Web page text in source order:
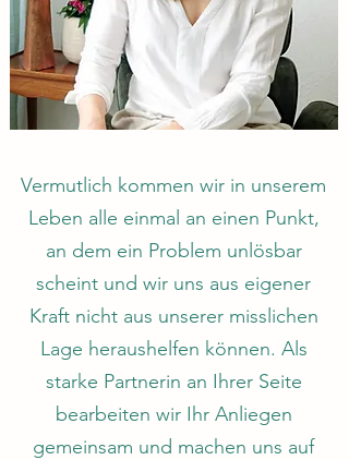
Vermutlich kommen wir in unserem
Leben alle einmal an einen Punkt,
an dem ein Problem unlösbar
scheint und wir uns aus eigener
Kraft nicht aus unserer misslichen
Lage heraushelfen können. Als
starke Partnerin an Ihrer Seite
bearbeiten wir Ihr Anliegen
gemeinsam und machen uns auf